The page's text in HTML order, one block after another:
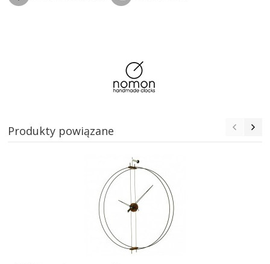
Produkty powiązane